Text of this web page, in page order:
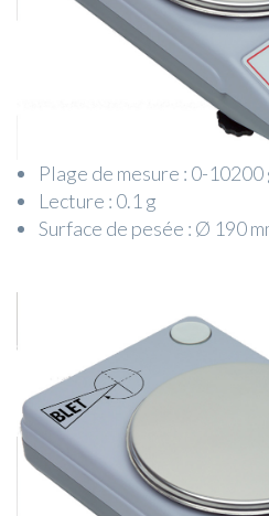
Plage de mesure : 0-10200
Lecture : 0.1 g
Surface de pesée : Ø 190